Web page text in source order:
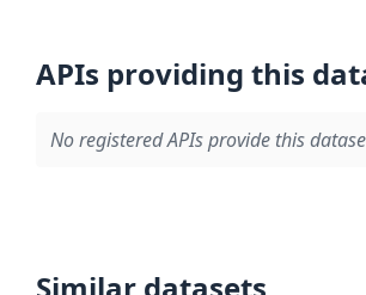
APIs providing this
No registered APIs provide this
Similar datasets